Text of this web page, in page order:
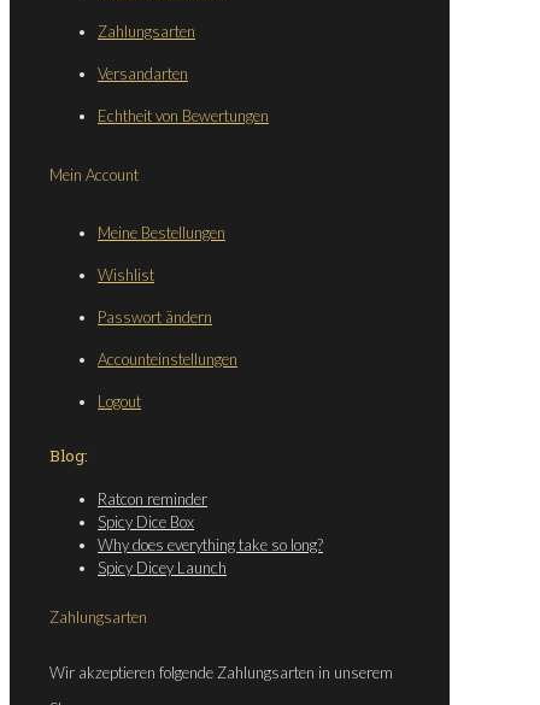
Zahlungsarten
Versandarten
Echtheit von Bewertungen
Mein Account
Meine Bestellungen
Wishlist
Passwort ändern
Accounteinstellungen
Logout
Blog:
Ratcon reminder
Spicy Dice Box
Why does everything take so long?
Spicy Dicey Launch
Zahlungsarten
Wir akzeptieren folgende Zahlungsarten in unserem